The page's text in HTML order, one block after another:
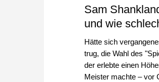
Sam
und wie
Hätte sich
trug, die Wahl des
der erlebte einen
Meister machte – vor